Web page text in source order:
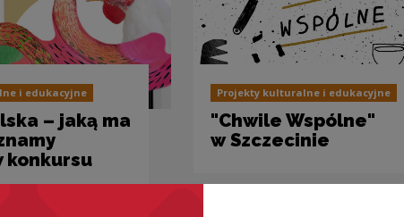
i edukacyjne
– jaką ma
konkursu
Projekty kulturalne i edukacyjne
"Chwile Wspólne"
w Szczecinie